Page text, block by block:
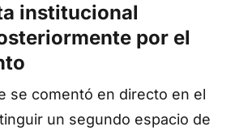
institucional
por el
se comentó en directo en el
un segundo espacio de